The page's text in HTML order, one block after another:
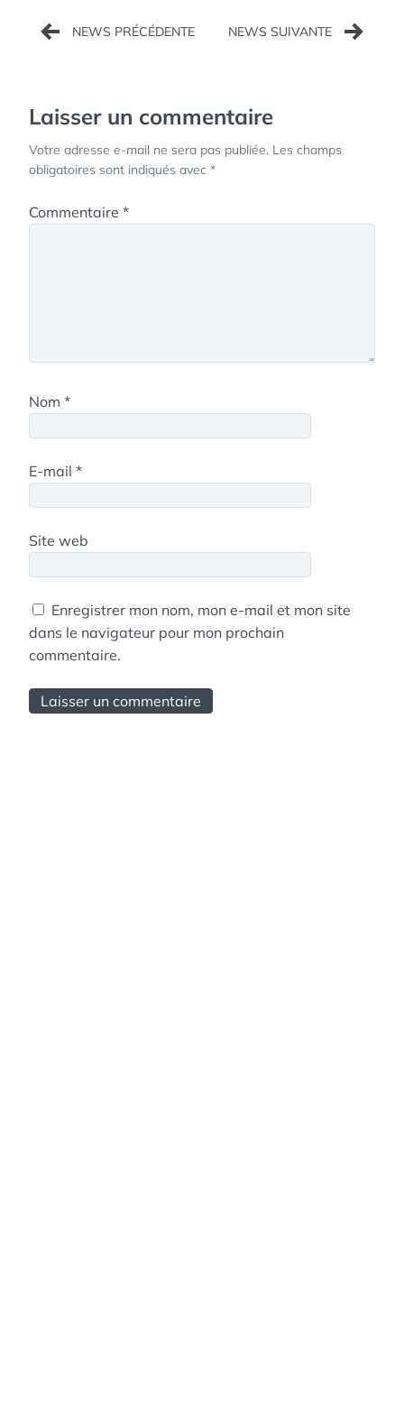
Navigation
de
Laisser un commentaire
Votre adresse e-mail ne sera pas publiée. Les champs
obligatoires sont indiqués avec *
Commentaire *
Nom *
E-mail *
Site web
Enregistrer mon nom, mon e-mail et mon site
dans le navigateur pour mon prochain
commentaire.